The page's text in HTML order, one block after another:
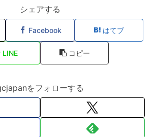
シェアする
Facebook はてブ
LINE コピー
をフォローする